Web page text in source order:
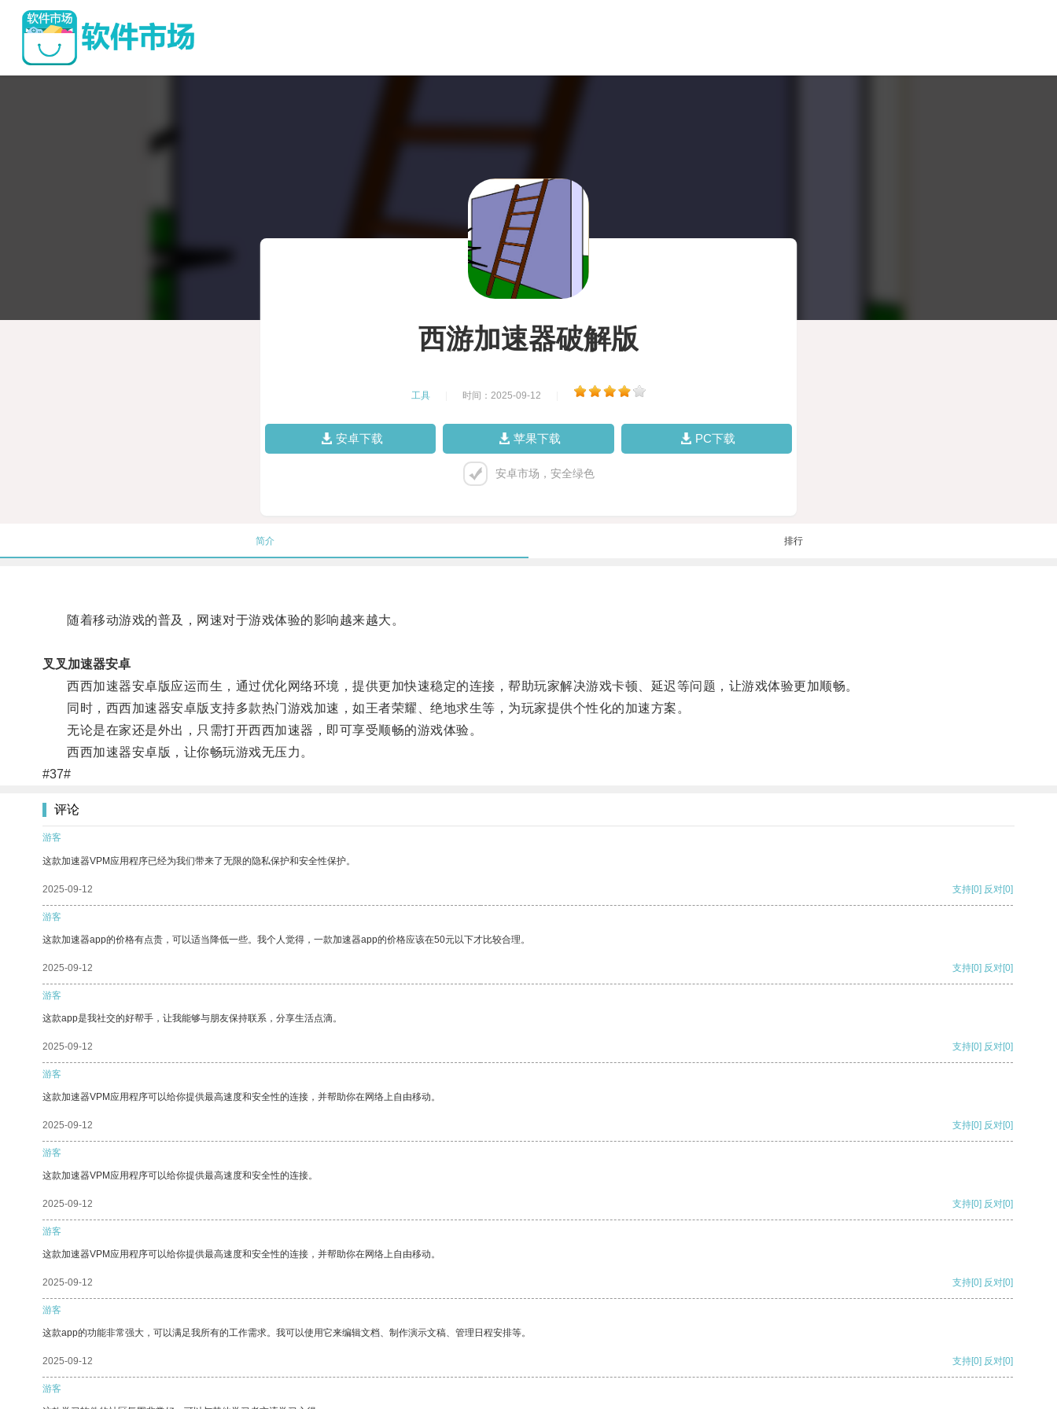
西游加速器破解版
工具 时间：2025-09-12
安卓下载 苹果下载 PC下载
安卓市场，安全绿色
简介 排行
随着移动游戏的普及，网速对于游戏体验的影响越来越大。
叉叉加速器安卓
西西加速器安卓版应运而生，通过优化网络环境，提供更加快速稳定的连接，帮助玩家解决游戏卡顿、延迟等问题，让游戏体验更加顺畅。
同时，西西加速器安卓版支持多款热门游戏加速，如王者荣耀、绝地求生等，为玩家提供个性化的加速方案。
无论是在家还是外出，只需打开西西加速器，即可享受顺畅的游戏体验。
西西加速器安卓版，让你畅玩游戏无压力。
#37#
评论
游客
这款加速器VPM应用程序已经为我们带来了无限的隐私保护和安全性保护。
2025-09-12 支持[0] 反对[0]
游客
这款加速器app的价格有点贵，可以适当降低一些。我个人觉得，一款加速器app的价格应该在50元以下才比较合理。
2025-09-12 支持[0] 反对[0]
游客
这款app是我社交的好帮手，让我能够与朋友保持联系，分享生活点滴。
2025-09-12 支持[0] 反对[0]
游客
这款加速器VPM应用程序可以给你提供最高速度和安全性的连接，并帮助你在网络上自由移动。
2025-09-12 支持[0] 反对[0]
游客
这款加速器VPM应用程序可以给你提供最高速度和安全性的连接。
2025-09-12 支持[0] 反对[0]
游客
这款加速器VPM应用程序可以给你提供最高速度和安全性的连接，并帮助你在网络上自由移动。
2025-09-12 支持[0] 反对[0]
游客
这款app的功能非常强大，可以满足我所有的工作需求。我可以使用它来编辑文档、制作演示文稿、管理日程安排等。
2025-09-12 支持[0] 反对[0]
游客